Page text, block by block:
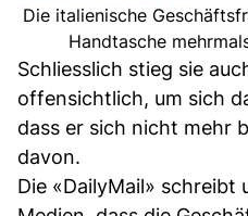
Die italienische
Handtasche
Schliesslich stieg sie
offensichtlich, um sich
dass er sich nicht mehr
davon.
Die «DailyMail» schreibt